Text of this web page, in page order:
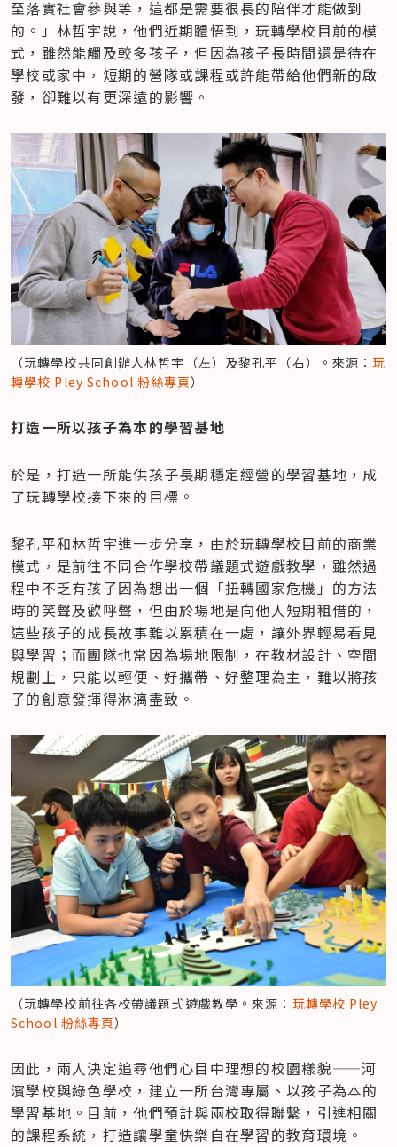
至落實社會參與等，這都是需要很長的陪伴才能做到
的。」林哲宇說，他們近期體悟到，玩轉學校目前的模
式，雖然能觸及較多孩子，但因為孩子長時間還是待在
學校或家中，短期的營隊或課程或許能帶給他們新的啟
發，卻難以有更深遠的影響。
（玩轉學校共同創辦人林哲宇（左）及黎孔平（右）。來源： 玩
轉學校 Pley School 粉絲專頁）
​打造一所以孩子為本的學習基地
於是，打造一所能供孩子長期穩定經營的學習基地，成
了玩轉學校接下來的目標。
黎孔平和林哲宇進一步分享，由於玩轉學校目前的商業
模式，是前往不同合作學校帶議題式遊戲教學，雖然過
程中不乏有孩子因為想出一個「扭轉國家危機」的方法
時的笑聲及歡呼聲，但由於場地是向他人短期租借的，
這些孩子的成長故事難以累積在一處，讓外界輕易看見
與學習；而團隊也常因為場地限制，在教材設計、空間
規劃上，只能以輕便、好攜帶、好整理為主，難以將孩
子的創意發揮得淋漓盡致。
（玩轉學校前往各校帶議題式遊戲教學。來源： 玩轉學校 Pley
School 粉絲專頁）
​因此，兩人決定追尋他們心目中理想的校園樣貌——河
濱學校與綠色學校，建立一所台灣專屬、以孩子為本的
學習基地。目前，他們預計與兩校取得聯繫，引進相關
的課程系統，打造讓學童快樂自在學習的教育環境。